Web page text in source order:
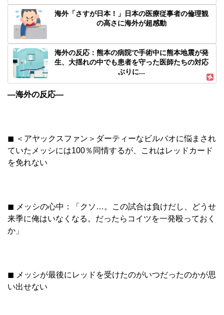
海外「さすが日本！」日本の医療従事者の倫理観
の高さに海外が超感動
海外の反応：熊本の病院で手術中に熊本地震が発
生、大揺れの中でも患者を守った医師たちの対応
ぶりに...
―海外の反応―
◼︎ ＜アヤックスファン＞ダーティーなビルバオに悩まされ
ていたメッシには100％同情するが、これはレッドカード
を免れない
◼︎ メッシの心中：「クソ…。この試合は負けだし、どうせ
来季に俺はいなくなる。だったらコイツを一発殴っておく
か」
◼︎ メッシが最後にレッドを受けたのがいつだったのかが思
い出せない